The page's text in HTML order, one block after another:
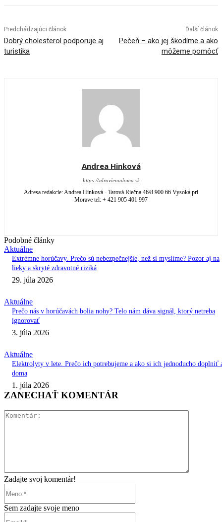
Predchádzajúci článok
Dobrý cholesterol podporuje aj
turistika
Ďalší článok
Pečeň – ako jej škodíme a ako
môžeme pomôcť
Andrea Hinková
https://zdravienadoma.sk
Adresa redakcie: Andrea Hinková - Tarová Riečna 46/8 900 66 Vysoká pri
Morave tel: + 421 905 401 997
Podobné články
Aktuálne
Extrémne horúčavy. Prečo sú nebezpečnejšie, než si myslíme? Pozor aj na
lieky a skryté zdravotné riziká
29. júla 2026
Aktuálne
Prečo nás v horúčavách bolia nohy? Telo nám dáva signál, ktorý netreba
ignorovať
3. júla 2026
Aktuálne
Elektrolyty v lete. Prečo ich potrebujeme a ako si ich jednoducho doplniť
doma
1. júla 2026
ZANECHAŤ KOMENTÁR
Zadajte svoj komentár!
Sem zadajte svoje meno